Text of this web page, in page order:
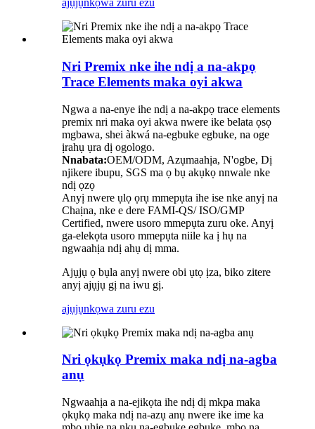
ajụjụnkọwa zuru ezu
Nri Premix nke ihe ndị a na-akpọ
Trace Elements maka oyi akwa
Ngwa a na-enye ihe ndị a na-akpọ trace elements
premix nri maka oyi akwa nwere ike belata ọsọ
mgbawa, shei àkwá na-egbuke egbuke, na oge
ịrahụ ụra dị ogologo.
Nnabata:OEM/ODM, Azụmaahịa, N'ogbe, Dị
njikere ibupu, SGS ma ọ bụ akụkọ nnwale nke
ndị ọzọ
Anyị nwere ụlọ ọrụ mmepụta ihe ise nke anyị na
Chaịna, nke e dere FAMI-QS/ ISO/GMP
Certified, nwere usoro mmepụta zuru oke. Anyị
ga-elekọta usoro mmepụta niile ka ị hụ na
ngwaahịa ndị ahụ dị mma.
Ajụjụ ọ bụla anyị nwere obi ụtọ ịza, biko zitere
anyị ajụjụ gị na iwu gị.
ajụjụnkọwa zuru ezu
Nri ọkụkọ Premix maka ndị na-agba
anụ
Ngwaahịa a na-ejikọta ihe ndị dị mkpa maka
ọkụkọ maka ndị na-azụ anụ nwere ike ime ka